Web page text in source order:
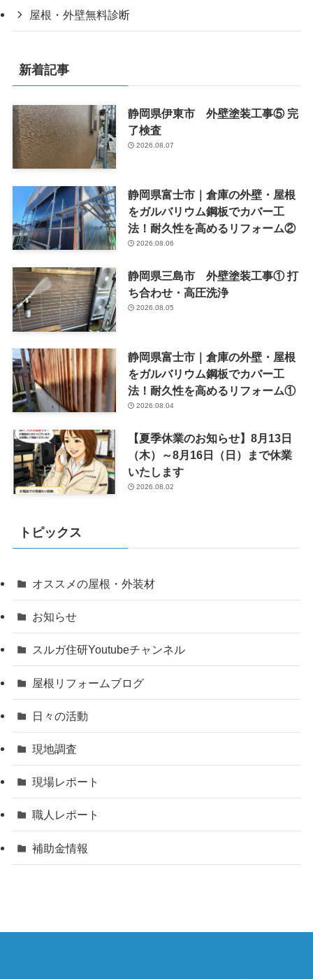
屋根・外壁無料診断
新着記事
静岡県伊東市 外壁塗装工事⑤ 完
了検査
2026.08.07
静岡県富士市｜倉庫の外壁・屋根
をガルバリウム鋼板でカバー工
法！耐久性を高めるリフォーム②
2026.08.06
静岡県三島市 外壁塗装工事① 打
ち合わせ・高圧洗浄
2026.08.05
静岡県富士市｜倉庫の外壁・屋根
をガルバリウム鋼板でカバー工
法！耐久性を高めるリフォーム①
2026.08.04
【夏季休業のお知らせ】8月13日
（木）～8月16日（日）まで休業
いたします
2026.08.02
トピックス
オススメの屋根・外装材
お知らせ
スルガ住研Youtubeチャンネル
屋根リフォームブログ
日々の活動
現地調査
現場レポート
職人レポート
補助金情報